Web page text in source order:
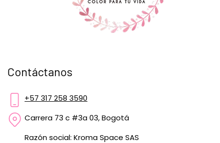
Contáctanos
+57 317 258 3590
Carrera 73 c #3a 03, Bogotá
Razón social: Kroma Space SAS